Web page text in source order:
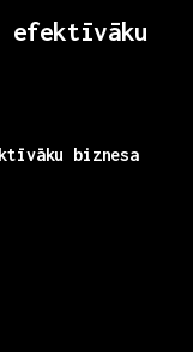
efektīvāku
biznesa